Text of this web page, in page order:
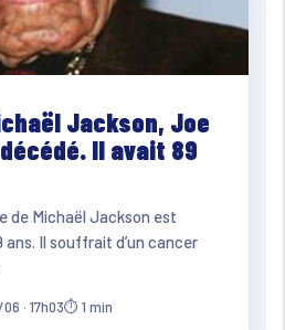
Jackson, Joe
Il avait 89
de Michaël Jackson est
ans. Il souffrait d’un cancer
· 17h03⏱ 1 min